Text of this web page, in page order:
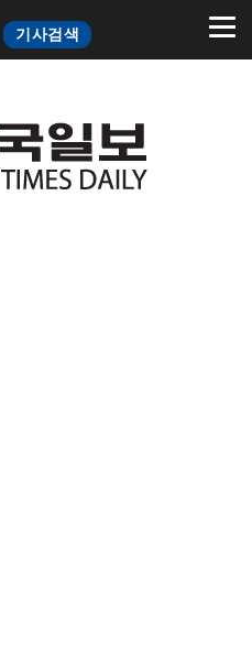
기사검색